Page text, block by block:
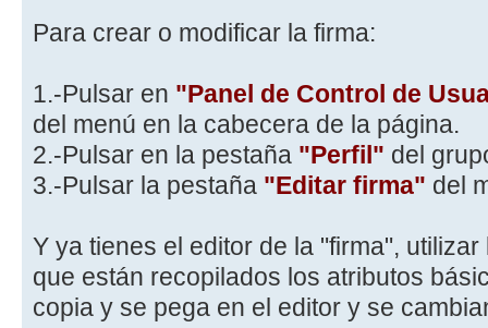
Para crear o modificar la firma:
1.-Pulsar en "Panel de Control de
del menú en la cabecera de la página.
2.-Pulsar en la pestaña "Perfil" del
3.-Pulsar la pestaña "Editar firma" del
Y ya tienes el editor de la "firma",
que están recopilados los atributos
copia y se pega en el editor y se